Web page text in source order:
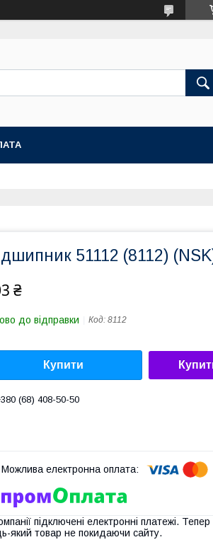
51112 (8112)
₴
до відправки Код: 8112
Купити
(68) 408-50-50
підключені електронні платежі.
який товар не покидаючи сайту.